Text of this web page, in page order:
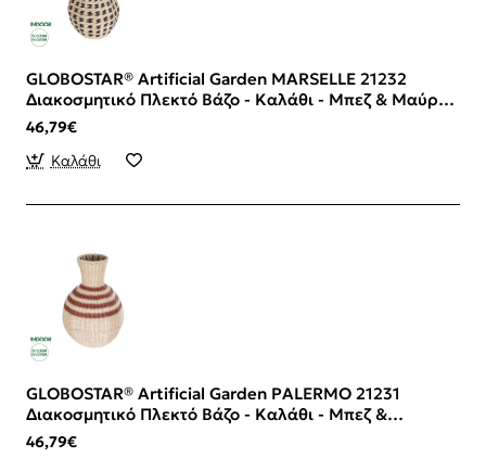
GLOBOSTAR® Artificial Garden MARSELLE 21232
Διακοσμητικό Πλεκτό Βάζο - Καλάθι - Μπεζ & Μαύρο -
Π32 x M32 x Υ65cm
46,79€
Καλάθι
GLOBOSTAR® Artificial Garden PALERMO 21231
Διακοσμητικό Πλεκτό Βάζο - Καλάθι - Μπεζ &
Μπορντώ - Π38 x M38 x Υ50cm
46,79€